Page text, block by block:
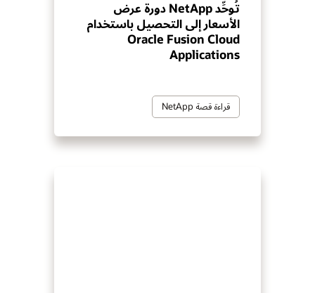
تُوحِّد NetApp دورة عرض
الأسعار إلى التحصيل باستخدام
Oracle Fusion Cloud
Applications
قراءة قصة NetApp